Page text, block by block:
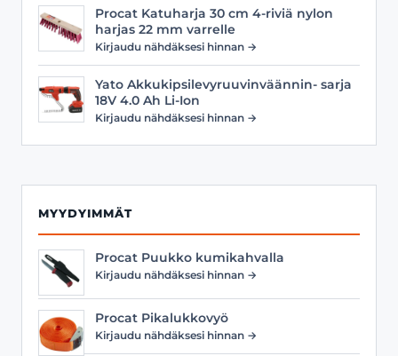
Procat Katuharja 30 cm 4-riviä nylon
harjas 22 mm varrelle
Kirjaudu nähdäksesi hinnan →
Yato Akkukipsilevyruuvinväännin- sarja
18V 4.0 Ah Li-Ion
Kirjaudu nähdäksesi hinnan →
MYYDYIMMÄT
Procat Puukko kumikahvalla
Kirjaudu nähdäksesi hinnan →
Procat Pikalukkovyö
Kirjaudu nähdäksesi hinnan →